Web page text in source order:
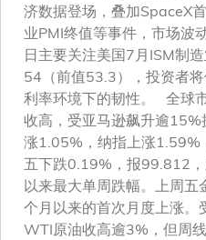
济数据登场，叠加SpaceX
业PMI终值等事件，市场波
日主要关注美国7月ISM制
54（前值53.3），投资者
利率环境下的韧性。 全球
收高，受亚马逊飙升逾
涨1.05%，纳指上涨1.59%
五下跌0.19%，报99.812
以来最大单周跌幅。上周
个月以来的首次月度上涨。
WTI原油收高逾3%，但周